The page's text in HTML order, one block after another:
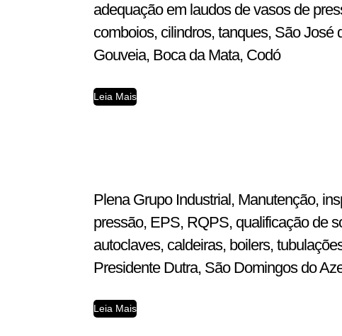
adequação em laudos de vasos de
comboios, cilindros, tanques, São José
Gouveia, Boca da Mata, Codó
Leia Mais
Plena Grupo Industrial, Manutenção,
pressão, EPS, RQPS, qualificação de
autoclaves, caldeiras, boilers,
Presidente Dutra, São Domingos do
Leia Mais